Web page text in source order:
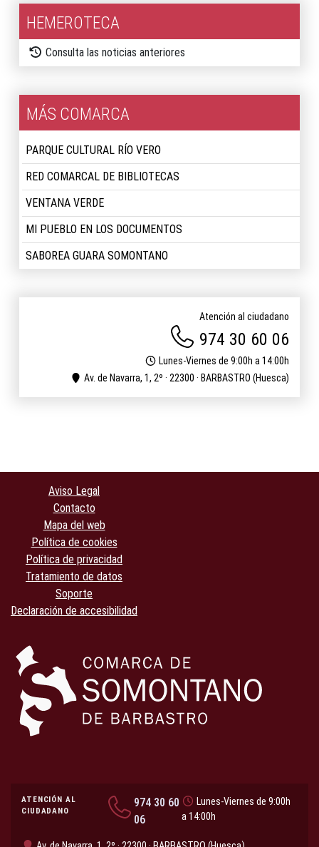
HEMEROTECA
Consulta las noticias anteriores
MÁS COMARCA
PARQUE CULTURAL RÍO VERO
RED COMARCAL DE BIBLIOTECAS
VENTANA VERDE
MI PUEBLO EN LOS DOCUMENTOS
SABOREA GUARA SOMONTANO
Atención al ciudadano
974 30 60 06
Lunes-Viernes de 9:00h a 14:00h
Av. de Navarra, 1, 2º · 22300 · BARBASTRO (Huesca)
Aviso Legal
Contacto
Mapa del web
Política de cookies
Política de privacidad
Tratamiento de datos
Soporte
Declaración de accesibilidad
ATENCIÓN AL
CIUDADANO
974 30 60
06
Lunes-Viernes de 9:00h
a 14:00h